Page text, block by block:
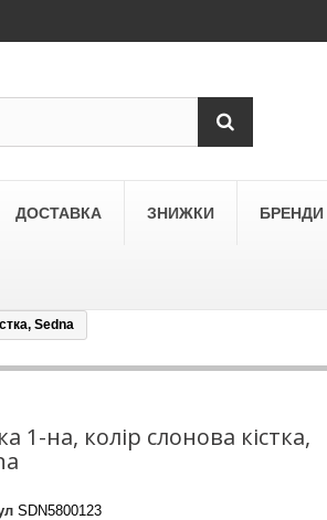
LEGRAND
LEZARD
Lezard Deriy
ДОСТАВКА ЗНИЖКИ БРЕНДИ
Sedna
1-на, колір слонова кістка,
SDN5800123